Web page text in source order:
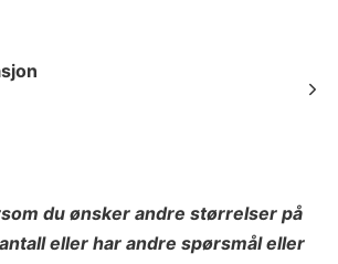
du ønsker andre størrelser på
eller har andre spørsmål eller